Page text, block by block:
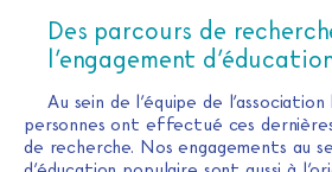
Des parcours de
l’engagement
Au sein de l’équipe de
personnes ont effectué ces
de recherche. Nos engagements au